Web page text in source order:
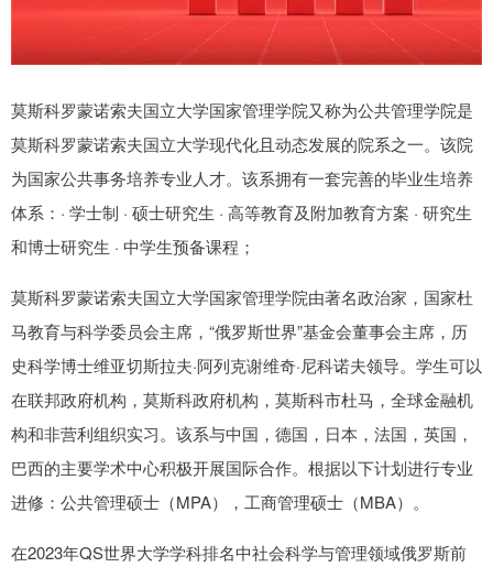
莫斯科罗蒙诺索夫国立大学国家管理学院又称为公共管理学院是
莫斯科罗蒙诺索夫国立大学现代化且动态发展的院系之一。该院
为国家公共事务培养专业人才。该系拥有一套完善的毕业生培养
体系：· 学士制 · 硕士研究生 · 高等教育及附加教育方案 · 研究生
和博士研究生 · 中学生预备课程；
莫斯科罗蒙诺索夫国立大学国家管理学院由著名政治家，国家杜
马教育与科学委员会主席，“俄罗斯世界”基金会董事会主席，历
史科学博士维亚切斯拉夫·阿列克谢维奇·尼科诺夫领导。学生可以
在联邦政府机构，莫斯科政府机构，莫斯科市杜马，全球金融机
构和非营利组织实习。该系与中国，德国，日本，法国，英国，
巴西的主要学术中心积极开展国际合作。根据以下计划进行专业
进修：公共管理硕士（MPA），工商管理硕士（MBA）。
在2023年QS世界大学学科排名中社会科学与管理领域俄罗斯前